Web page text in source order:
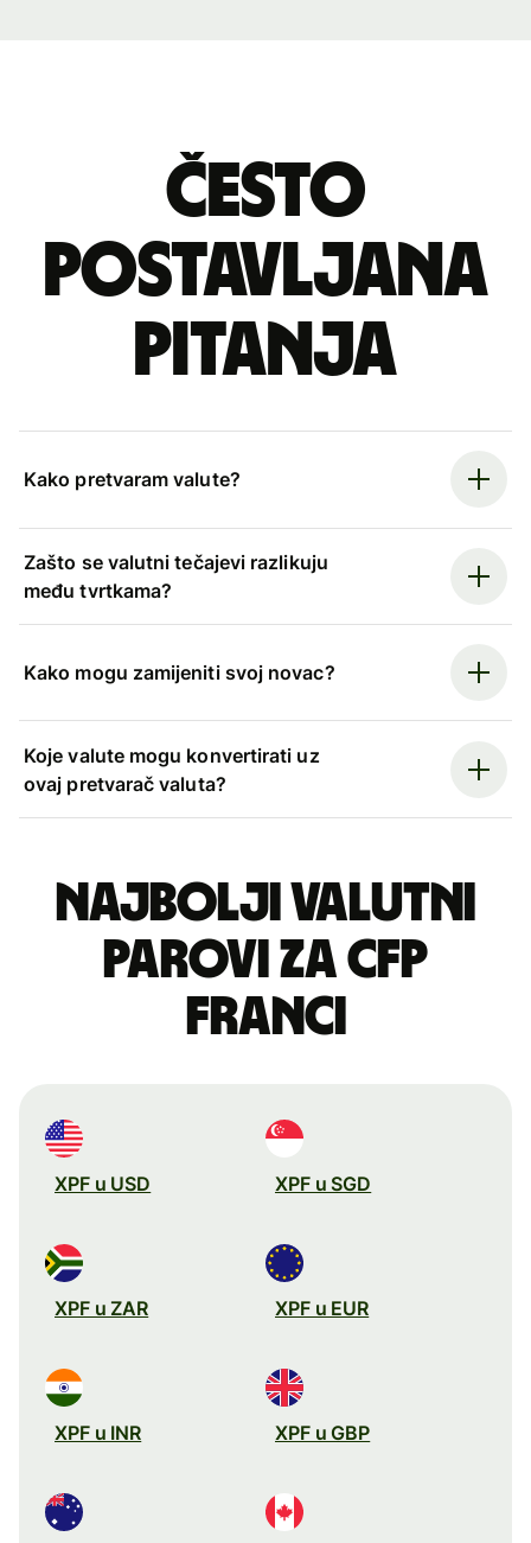
Često
postavljana
pitanja
Kako pretvaram valute?
Zašto se valutni tečajevi razlikuju
među tvrtkama?
Kako mogu zamijeniti svoj novac?
Koje valute mogu konvertirati uz
ovaj pretvarač valuta?
Najbolji valutni
parovi za CFP
franci
XPF u USD XPF u SGD
XPF u ZAR XPF u EUR
XPF u INR XPF u GBP